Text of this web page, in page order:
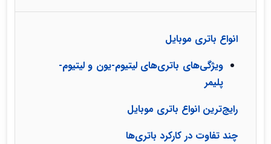
انواع باتری موبایل
ویژگی‌های باتری‌های لیتیوم-یون و لیتیوم-
پلیمر
رایج‌ترین انواع باتری موبایل
چند تفاوت‌ در کارکرد باتری‌ها